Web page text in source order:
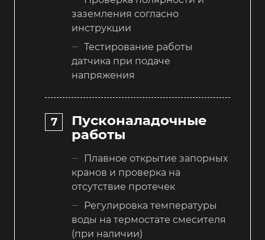
заземления согласно
инструкции
Тестирование работы
датчика при подаче
напряжения
Пусконаладочные
работы
Плавное открытие запорных
кранов и проверка на
отсутствие протечек
Регулировка температуры
воды на термостате смесителя
(при наличии)